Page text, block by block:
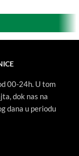
00-24h. U tom
dok nas na
dana u periodu